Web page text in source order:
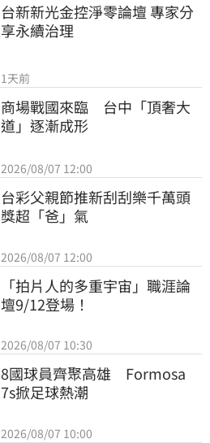
台新新光金控淨零論壇 專家分
享永續治理
1天前
商場戰國來臨　台中「頂奢大
道」逐漸成形
2026/08/07 12:00
台彩父親節推新刮刮樂千萬頭
獎超「爸」氣
2026/08/07 12:00
「拍片人的多重宇宙」職涯論
壇9/12登場！
2026/08/07 10:30
8國球員齊聚高雄　Formosa
7s掀足球熱潮
2026/08/07 10:00